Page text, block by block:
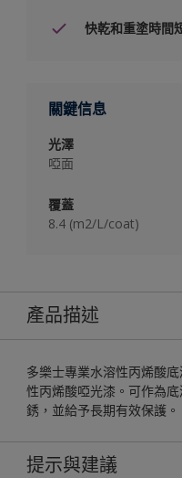
快乾和重塗時間
關鍵信息
光澤
啞面
覆蓋
8.4 (m2/L/coat)
產品描述
多樂士專業水溶性丙烯酸
性丙烯酸啞光漆。可作為
銹，並給予長期有效保護。
提示與建議